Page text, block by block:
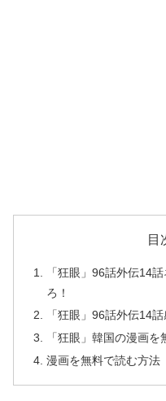
目
「狂眼」96話外伝14
ろ！
「狂眼」96話外伝14
「狂眼」韓国の漫画
漫画を無料で読む方法